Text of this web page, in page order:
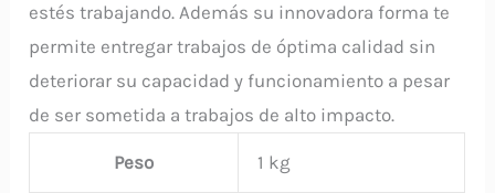
estés trabajando. Además su innovadora forma te
permite entregar trabajos de óptima calidad sin
deteriorar su capacidad y funcionamiento a pesar
de ser sometida a trabajos de alto impacto.
Peso 1 kg